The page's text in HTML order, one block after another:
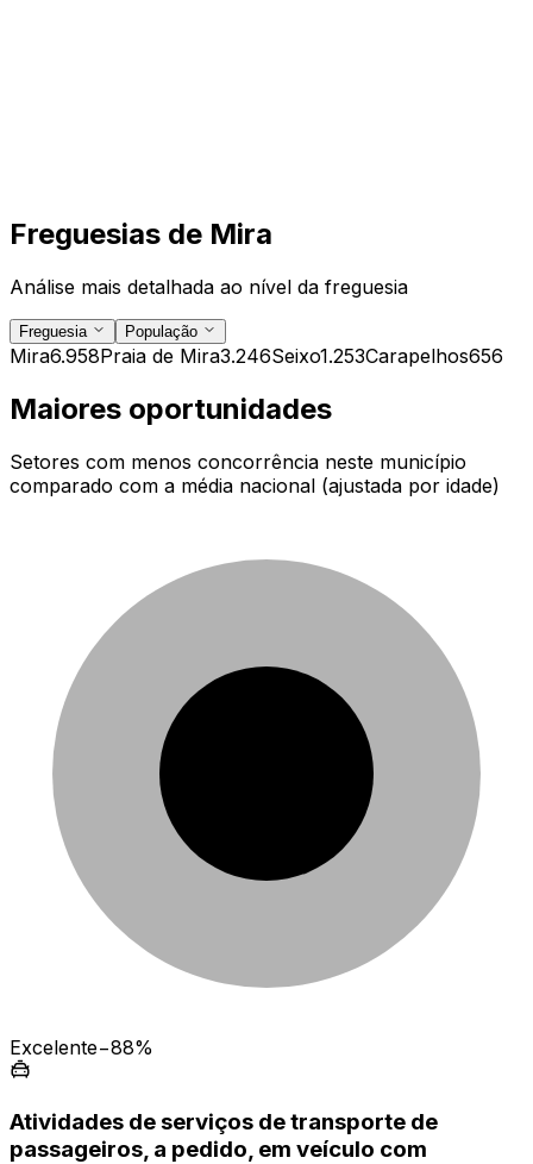
Freguesias de Mira
Análise mais detalhada ao nível da freguesia
Freguesia População
Mira6.958Praia de Mira3.246Seixo1.253Carapelhos656
Maiores oportunidades
Setores com menos concorrência neste município
comparado com a média nacional (ajustada por idade)
Excelente−88%
Atividades de serviços de transporte de
passageiros, a pedido, em veículo com